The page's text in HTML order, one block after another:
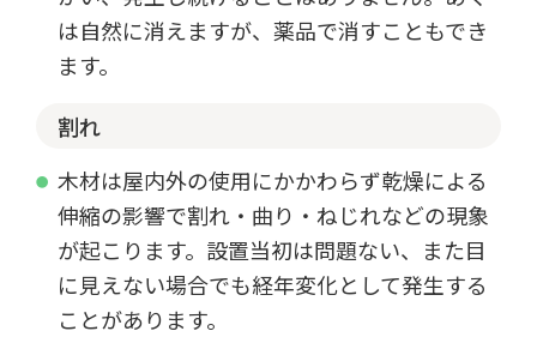
は自然に消えますが、薬品で消すこともでき
ます。
割れ
木材は屋内外の使用にかかわらず乾燥による
伸縮の影響で割れ・曲り・ねじれなどの現象
が起こります。設置当初は問題ない、また目
に見えない場合でも経年変化として発生する
ことがあります。